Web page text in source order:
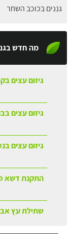
גננים בכוכב השחר
מה חדש
גיזום עצים
גיזום עצים
גיזום עצים
התקנת דשא
שתילת עץ